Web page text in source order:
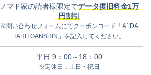
ノマド家の読者様限定でデータ復旧料金1万
円割引
※問い合わせフォームにてクーポンコード「A1DA
TAHITOANSHIN」を記入してください。
平日 9：00～18：00
※定休日：土日・祝日